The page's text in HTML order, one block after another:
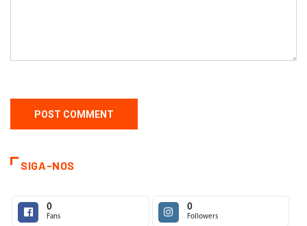
SIGA-NOS
0
Fans
0
Followers